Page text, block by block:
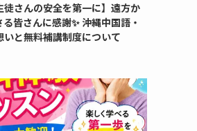
徒さんの安全を第一に】遠方か
皆さんに感謝✨ 沖縄中国語・
いと無料補講制度について